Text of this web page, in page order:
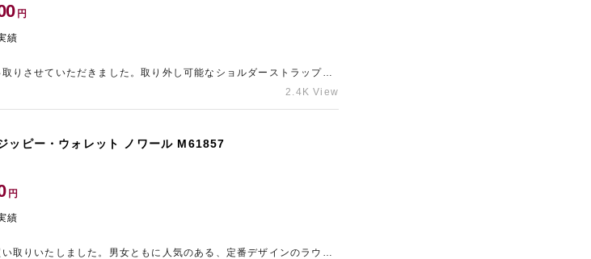
円
績
りさせていただきました。取り外し可能なショルダーストラップが
ミニバッグです。こちらはお探しの方も多いアイテムであり、状態
他店よりも高いお買い取り金額をご提示させていただく自信があり
取はギャラリーレア梅田店にお任せください。
2.4K View
ッピー・ウォレット ノワール M61857
円
績
取りいたしました。男女ともに人気のある、定番デザインのラウン